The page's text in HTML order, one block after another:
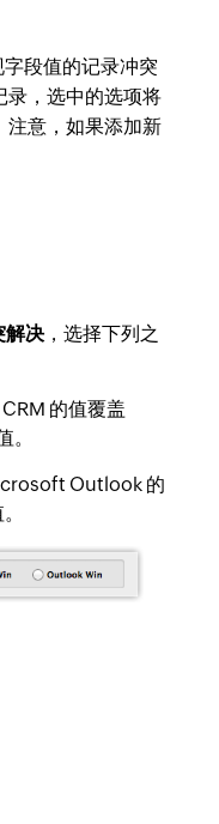
段值的记录冲突
录，选中的选项将
注意，如果添加新
解决，选择下列之
的值覆盖
Outlook 的